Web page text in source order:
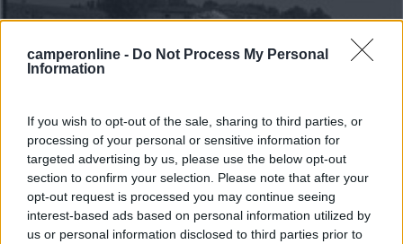
camperonline - Do Not Process My Personal
Information
If you wish to opt-out of the sale, sharing to third parties, or
processing of your personal or sensitive information for
targeted advertising by us, please use the below opt-out
section to confirm your selection. Please note that after your
opt-out request is processed you may continue seeing
interest-based ads based on personal information utilized by
us or personal information disclosed to third parties prior to
Area di sosta (AA)
Agriturismo Tenuta Augusta